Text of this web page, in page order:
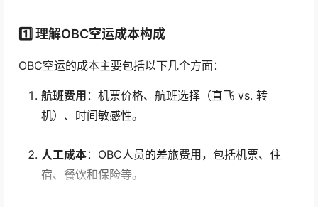
1️⃣ 理解OBC空运成本构成
OBC空运的成本主要包括以下几个方面：
航班费用 ：机票价格、航班选择（直飞 vs. 转
机）、时间敏感性。
人工成本：OBC人员的差旅费用，包括机票、住
宿、餐饮和保险等。